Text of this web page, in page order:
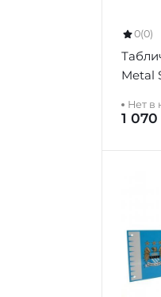
0(0)
Metal
Нет в
1